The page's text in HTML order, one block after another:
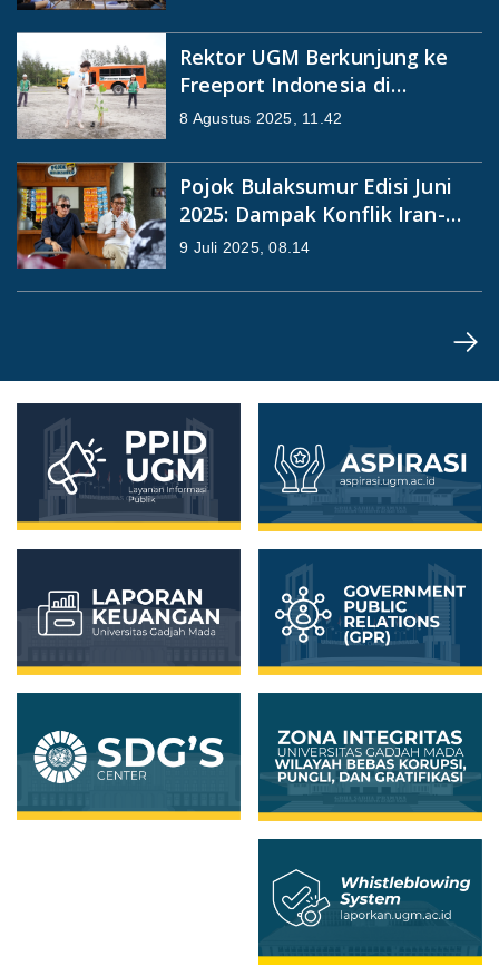
Rektor UGM Berkunjung ke
Freeport Indonesia di
Kabupaten Mimika
8 Agustus 2025, 11.42
Pojok Bulaksumur Edisi Juni
2025: Dampak Konflik Iran-
Israel
9 Juli 2025, 08.14